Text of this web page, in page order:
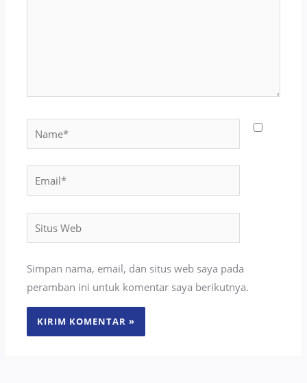
Email*
Web
Simpan nama, email, dan situs web saya pada
peramban ini untuk komentar saya berikutnya.